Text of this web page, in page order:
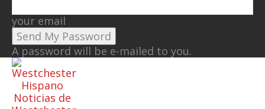
your email
A password will be e-mailed to you.
Noticias de